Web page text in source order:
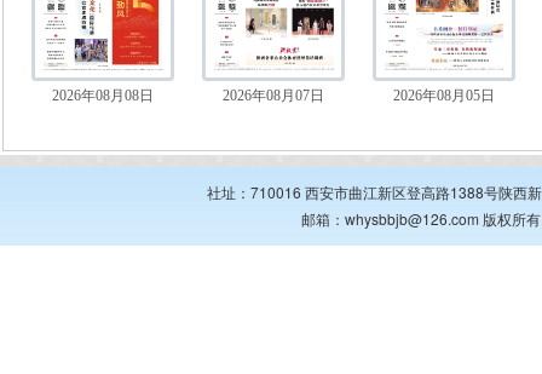
2026年08月08日 2026年08月07日 2026年08月05日
社址：710016 西安市曲江新区登高路1388号陕西
邮箱：whysbbjb@126.com 版权所